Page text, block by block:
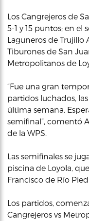
Los Cangrejeros de
5-1 y 15 puntos; en
Laguneros de Trujillo
Tiburones de San
Metropolitanos de
“Fue una gran
partidos luchados,
última semana.
semifinal”, comentó
de la WPS.
Las semifinales se
piscina de Loyola,
Francisco de Río
Los partidos,
Cangrejeros vs